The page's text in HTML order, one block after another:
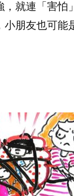
，就連「害怕
小朋友也可能